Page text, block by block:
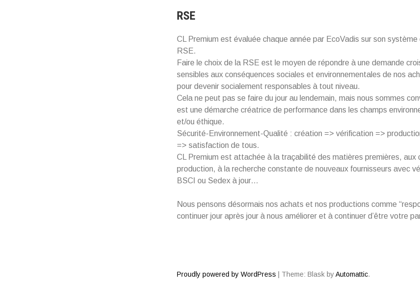
RSE
CL Premium est évaluée chaque année par EcoVadis sur son
RSE.
Faire le choix de la RSE est le moyen de répondre à une demande
sensibles aux conséquences sociales et environnementales de nos
pour devenir socialement responsables à tout niveau.
Cela ne peut pas se faire du jour au lendemain, mais nous sommes
est une démarche créatrice de performance dans les champs
et/ou éthique.
Sécurité-Environnement-Qualité : création => vérification =>
=> satisfaction de tous.
CL Premium est attachée à la traçabilité des matières premières, aux
production, à la recherche constante de nouveaux fournisseurs avec
BSCI ou Sedex à jour…
Nous pensons désormais nos achats et nos productions comme
continuer jour après jour à nous améliorer et à continuer d’être votre
Proudly powered by WordPress Theme: Blask byAutomattic.